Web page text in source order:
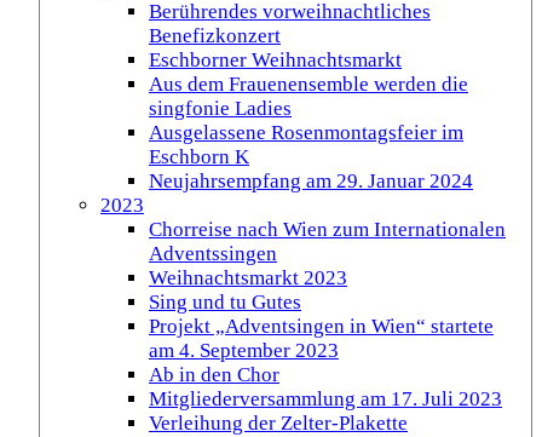
Berührendes vorweihnachtliches
Benefizkonzert
Eschborner Weihnachtsmarkt
Aus dem Frauenensemble werden die
singfonie Ladies
Ausgelassene Rosenmontagsfeier im
Eschborn K
Neujahrsempfang am 29. Januar 2024
2023
Chorreise nach Wien zum Internationalen
Adventssingen
Weihnachtsmarkt 2023
Sing und tu Gutes
Projekt „Adventsingen in Wien“ startete
am 4. September 2023
Ab in den Chor
Mitgliederversammlung am 17. Juli 2023
Verleihung der Zelter-Plakette